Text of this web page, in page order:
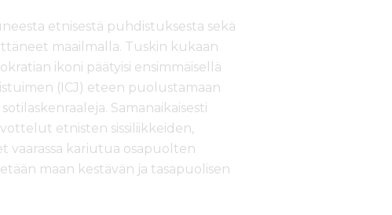
etnisestä puhdistuksesta sekä
maailmalla. Tuskin kukaan
ikoni päätyisi ensimmäisellä
(ICJ) eteen puolustamaan
Samanaikaisesti
etnisten sissiliikkeiden,
vaarassa kariutua osapuolten
maan kestävän ja tasapuolisen